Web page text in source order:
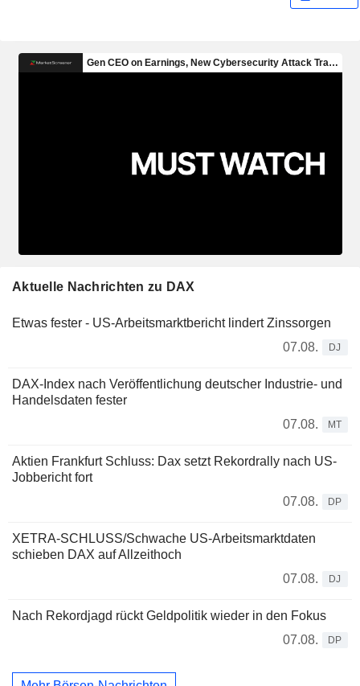
Aktuelle Nachrichten zu DAX
Etwas fester - US-Arbeitsmarktbericht lindert Zinssorgen
07.08.
DJ
DAX-Index nach Veröffentlichung deutscher Industrie- und
Handelsdaten fester
07.08.
MT
Aktien Frankfurt Schluss: Dax setzt Rekordrally nach US-
Jobbericht fort
07.08.
DP
XETRA-SCHLUSS/Schwache US-Arbeitsmarktdaten
schieben DAX auf Allzeithoch
07.08.
DJ
Nach Rekordjagd rückt Geldpolitik wieder in den Fokus
07.08.
DP